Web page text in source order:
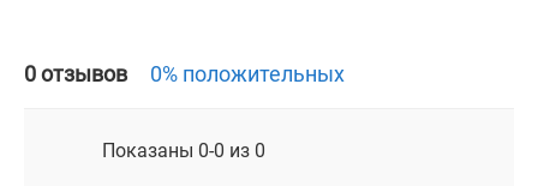
0 отзывов 0% положительных
Показаны 0-0 из 0